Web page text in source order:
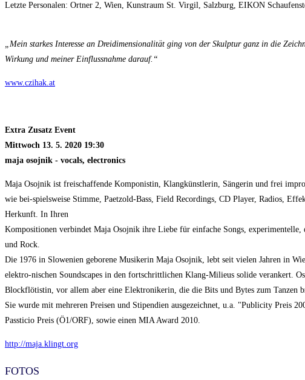
Letzte Personalen: Ortner 2, Wien, Kunstraum St. Virgil, Salzburg, EIKON
„Mein starkes Interesse an Dreidimensionalität ging von der Skulptur ganz in die
Wirkung und meiner Einflussnahme darauf.“
www.czihak.at
Extra Zusatz Event
Mittwoch 13. 5. 2020 19:30
maja osojnik - vocals, electronics
Maja Osojnik ist freischaffende Komponistin, Klangkünstlerin, Sängerin und frei
wie bei-spielsweise Stimme, Paetzold-Bass, Field Recordings, CD Player, Radios,
Herkunft. In Ihren
Kompositionen verbindet Maja Osojnik ihre Liebe für einfache Songs,
und Rock.
Die 1976 in Slowenien geborene Musikerin Maja Osojnik, lebt seit vielen Jahren in
elektro-nischen Soundscapes in den fortschrittlichen Klang-Milieus solide verankert.
Blockflötistin, vor allem aber eine Elektronikerin, die die Bits und Bytes zum Tanzen
Sie wurde mit mehreren Preisen und Stipendien ausgezeichnet, u.a. "Publicity Preis
Passticio Preis (Ö1/ORF), sowie einen MIA Award 2010.
http://maja.klingt.org
FOTOS